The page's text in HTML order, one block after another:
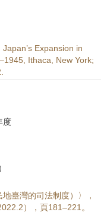
Expansion in
Ithaca, New York;
度
臺灣的司法制度）〉，
），頁181–221。